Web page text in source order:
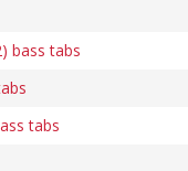
bass tabs
tabs